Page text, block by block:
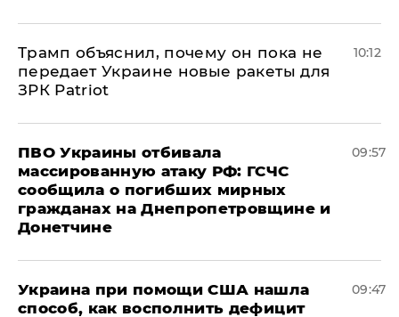
Трамп объяснил, почему он пока не
передает Украине новые ракеты для
ЗРК Patriot
10:12
ПВО Украины отбивала
массированную атаку РФ: ГСЧС
сообщила о погибших мирных
гражданах на Днепропетровщине и
Донетчине
09:57
Украина при помощи США нашла
способ, как восполнить дефицит
09:47